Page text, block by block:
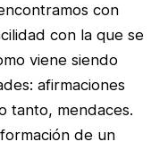
con
con la que se
viene siendo
afirmaciones
tanto, mendaces.
de un